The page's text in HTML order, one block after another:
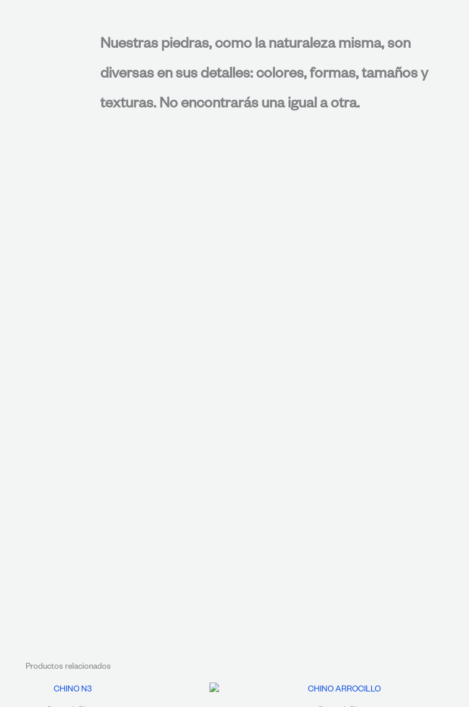
Nuestras piedras, como la naturaleza misma, son
diversas en sus detalles: colores, formas, tamaños y
texturas. No encontrarás una igual a otra.
Productos relacionados